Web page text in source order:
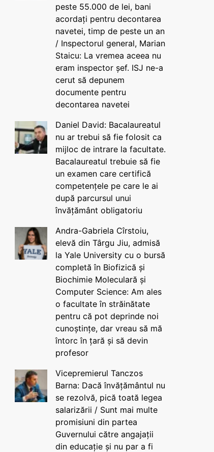
peste 55.000 de lei, bani
acordați pentru decontarea
navetei, timp de peste un an
/ Inspectorul general, Marian
Staicu: La vremea aceea nu
eram inspector șef. ISJ ne-a
cerut să depunem
documente pentru
decontarea navetei
Daniel David: Bacalaureatul
nu ar trebui să fie folosit ca
mijloc de intrare la facultate.
Bacalaureatul trebuie să fie
un examen care certifică
competențele pe care le ai
după parcursul unui
învățământ obligatoriu
Andra-Gabriela Cîrstoiu,
elevă din Târgu Jiu, admisă
la Yale University cu o bursă
completă în Biofizică și
Biochimie Moleculară și
Computer Science: Am ales
o facultate în străinătate
pentru că pot deprinde noi
cunoștințe, dar vreau să mă
întorc în țară și să devin
profesor
Vicepremierul Tanczos
Barna: Dacă învățământul nu
se rezolvă, pică toată legea
salarizării / Sunt mai multe
promisiuni din partea
Guvernului către angajații
din educație și nu par a fi